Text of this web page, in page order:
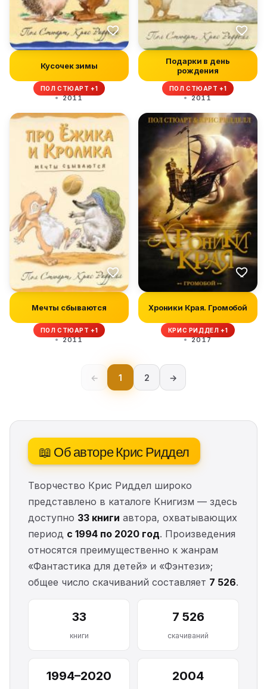
Кусочек зимы
ПОЛ СТЮАРТ +1
2011
Подарки в день
рождения
ПОЛ СТЮАРТ +1
2011
Мечты сбываются
ПОЛ СТЮАРТ +1
2011
Хроники Края. Громобой
КРИС РИДДЕЛ +1
2017
← 1 2 →
📖 Об авторе Крис Риддел
Творчество Крис Риддел широко
представлено в каталоге Книгизм — здесь
доступно 33 книги автора, охватывающих
период с 1994 по 2020 год. Произведения
относятся преимущественно к жанрам
«Фантастика для детей» и «Фэнтези»;
общее число скачиваний составляет 7 526.
33
книги
7 526
скачиваний
1994–2020 2004